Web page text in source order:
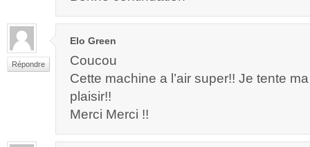
Répondre
Elo Green
Coucou
Cette machine a l’air super!! Je tente
plaisir!!
Merci Merci !!